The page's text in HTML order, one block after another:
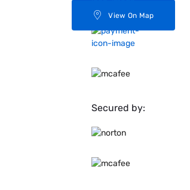
View On Map
Secured by: